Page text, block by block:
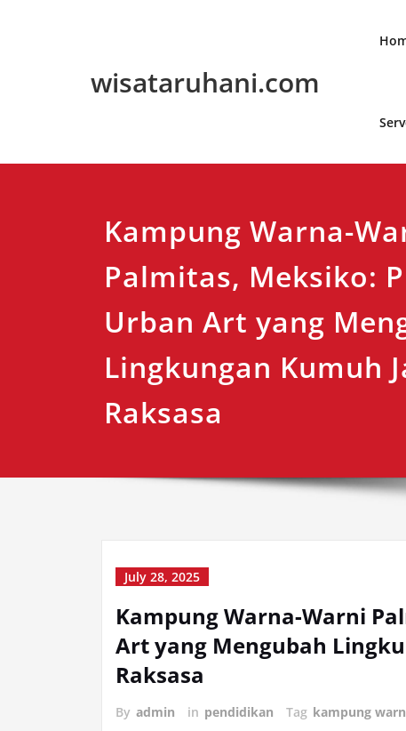
wisataruhani.com
Kampung Warna-
Palmitas, Meksiko:
Urban Art yang
Lingkungan Kumuh
Raksasa
July 28, 2025
Kampung Warna-Warni
Art yang Mengubah
Raksasa
By admin in pendidikan Tag kampung